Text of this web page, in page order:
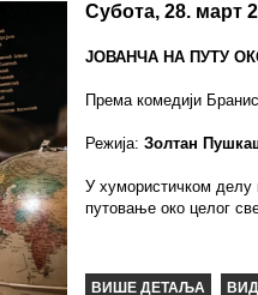
Субота, 28. март
ЈОВАНЧА НА ПУТУ
Према комедији
Режија:Золтан
У хумористичком делу
путовање око целог